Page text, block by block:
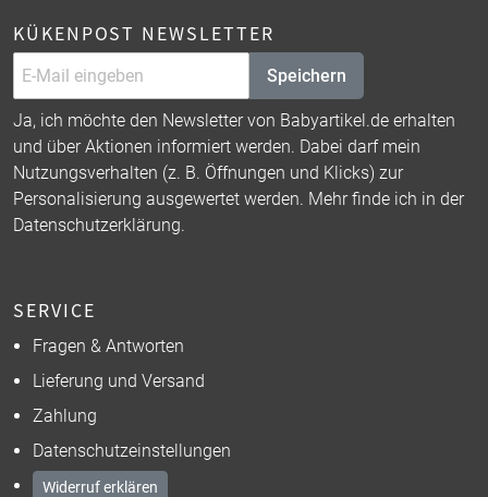
KÜKENPOST NEWSLETTER
Speichern
Ja, ich möchte den Newsletter von Babyartikel.de erhalten
und über Aktionen informiert werden. Dabei darf mein
Nutzungsverhalten (z. B. Öffnungen und Klicks) zur
Personalisierung ausgewertet werden. Mehr finde ich in der
Datenschutzerklärung.
SERVICE
Fragen & Antworten
Lieferung und Versand
Zahlung
Datenschutzeinstellungen
Widerruf erklären